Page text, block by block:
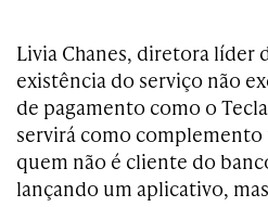
Livia Chanes, diretora líder
existência do serviço não
de pagamento como o
servirá como
quem não é cliente do
lançando um aplicativo,